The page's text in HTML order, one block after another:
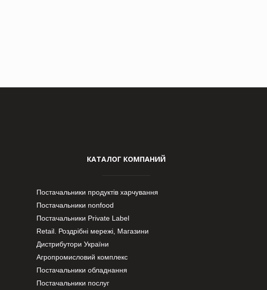
КАТАЛОГ КОМПАНИЙ
Постачальники продуктів харчування
Постачальники nonfood
Постачальники Private Label
Retail. Роздрібні мережі, Магазини
Дистрибутори України
Агропромисловий комплекс
Постачальники обладнання
Постачальники послуг